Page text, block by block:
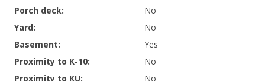
Porch deck:
No
Yard:
No
Basement:
Yes
Proximity to K-10:
No
Proximity to KU: No